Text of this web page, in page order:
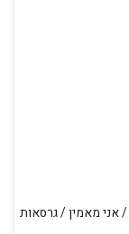
/אני מאמין/גרסאות